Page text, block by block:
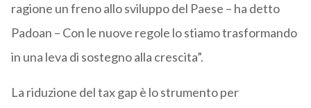
ragione un freno allo sviluppo del Paese – ha detto
Padoan – Con le nuove regole lo stiamo trasformando
in una leva di sostegno alla crescita”.
La riduzione del tax gap è lo strumento per